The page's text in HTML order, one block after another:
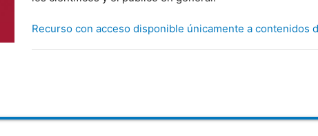
Recurso con acceso disponible únicamente a contenidos